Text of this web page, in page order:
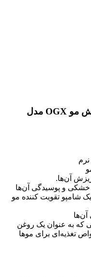
مزایای استفاده از شامپو ضد ریزش مو OGX مدل
آن‌ها.
و پوسیدگی آن‌ها
شامپو تقویت کننده مو
آن‌ها
که به عنوان یک روغن
تغذیه‌ای برای موها